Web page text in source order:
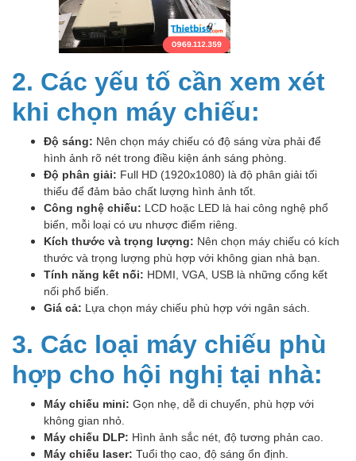
2. Các yếu tố cần xem xét
khi chọn máy chiếu:
Độ sáng: Nên chọn máy chiếu có độ sáng vừa phải để
hình ảnh rõ nét trong điều kiện ánh sáng phòng.
Độ phân giải: Full HD (1920x1080) là độ phân giải tối
thiểu để đảm bảo chất lượng hình ảnh tốt.
Công nghệ chiếu: LCD hoặc LED là hai công nghệ phổ
biến, mỗi loại có ưu nhược điểm riêng.
Kích thước và trọng lượng: Nên chọn máy chiếu có kích
thước và trọng lượng phù hợp với không gian nhà bạn.
Tính năng kết nối: HDMI, VGA, USB là những cổng kết
nối phổ biến.
Giá cả: Lựa chọn máy chiếu phù hợp với ngân sách.
3. Các loại máy chiếu phù
hợp cho hội nghị tại nhà:
Máy chiếu mini: Gọn nhẹ, dễ di chuyển, phù hợp với
không gian nhỏ.
Máy chiếu DLP: Hình ảnh sắc nét, độ tương phản cao.
Máy chiếu laser: Tuổi thọ cao, độ sáng ổn định.